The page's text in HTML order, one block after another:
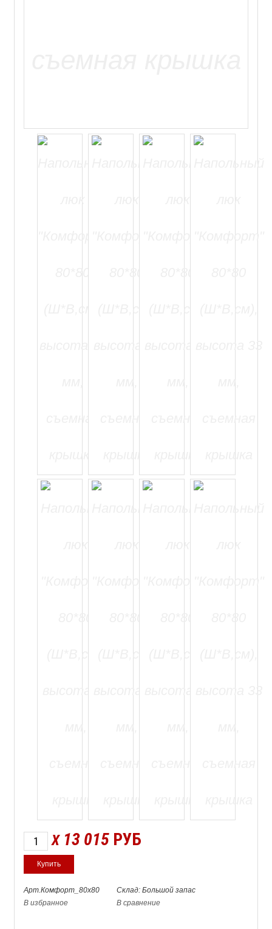
X 13 015 РУБ
Арт.Комфорт_80х80
Склад: Большой запас
В избранное
В сравнение